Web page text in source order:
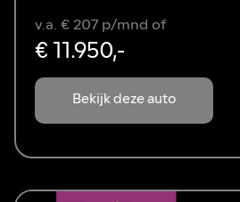
Bekijk deze auto
v.a. € 207 p/mnd of
€ 11.950,-